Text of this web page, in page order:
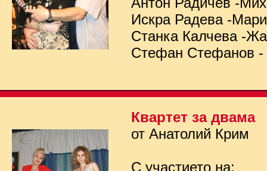
Искра Радева -
Станка Калчева -
Стефан Стефанов
Квартет за двама
от Анатолий Крим
С участието на: